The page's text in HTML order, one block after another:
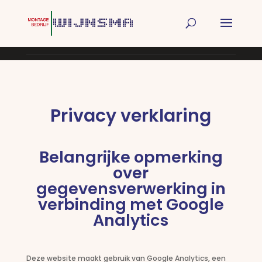
Privacy verklaring
Belangrijke opmerking
over
gegevensverwerking in
verbinding met Google
Analytics
Deze website maakt gebruik van Google Analytics, een